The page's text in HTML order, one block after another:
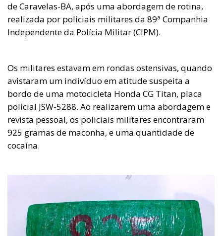
de Caravelas-BA, após uma abordagem de rotina,
realizada por policiais militares da 89ª Companhia
Independente da Polícia Militar (CIPM).
Os militares estavam em rondas ostensivas, quando
avistaram um indivíduo em atitude suspeita a
bordo de uma motocicleta Honda CG Titan, placa
policial JSW-5288. Ao realizarem uma abordagem e
revista pessoal, os policiais militares encontraram
925 gramas de maconha, e uma quantidade de
cocaína.